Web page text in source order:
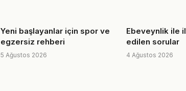
Yeni başlayanlar için spor ve
egzersiz rehberi
5 Ağustos 2026
Ebeveynlik ile
edilen sorular
4 Ağustos 2026